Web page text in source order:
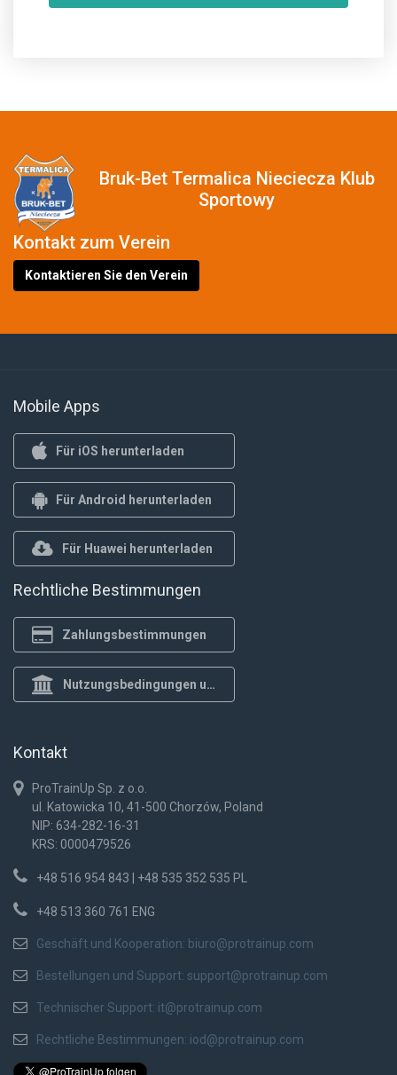
Bruk-Bet Termalica Nieciecza Klub
Sportowy
Kontakt zum Verein
Kontaktieren Sie den Verein
Mobile Apps
Für iOS herunterladen
Für Android herunterladen
Für Huawei herunterladen
Rechtliche Bestimmungen
Zahlungsbestimmungen
Nutzungsbedingungen und Datenschutzrichtlinie
Kontakt
ProTrainUp Sp. z o.o.
ul. Katowicka 10, 41-500 Chorzów, Poland
NIP: 634-282-16-31
KRS: 0000479526
+48 516 954 843 | +48 535 352 535 PL
+48 513 360 761 ENG
Geschäft und Kooperation: biuro@protrainup.com
Bestellungen und Support: support@protrainup.com
Technischer Support: it@protrainup.com
Rechtliche Bestimmungen: iod@protrainup.com